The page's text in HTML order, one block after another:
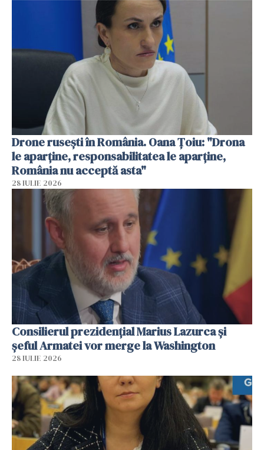
Drone rusești în România. Oana Ţoiu: "Drona
le aparţine, responsabilitatea le aparţine,
România nu acceptă asta"
28 IULIE 2026
Consilierul prezidenţial Marius Lazurca și
șeful Armatei vor merge la Washington
28 IULIE 2026